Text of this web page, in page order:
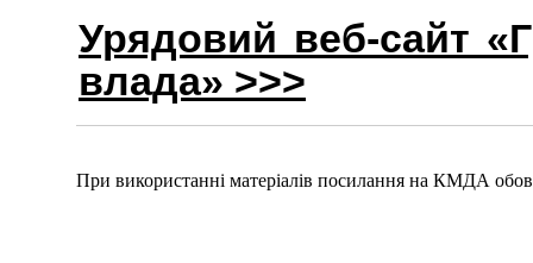
Урядовий веб-сайт
влада» >>>
При використанні матеріалів посилання на КМДА